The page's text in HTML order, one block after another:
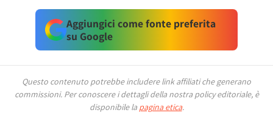
Aggiungici come fonte preferita
su Google
Questo contenuto potrebbe includere link affiliati che generano
commissioni. Per conoscere i dettagli della nostra policy editoriale, è
disponibile la pagina etica.